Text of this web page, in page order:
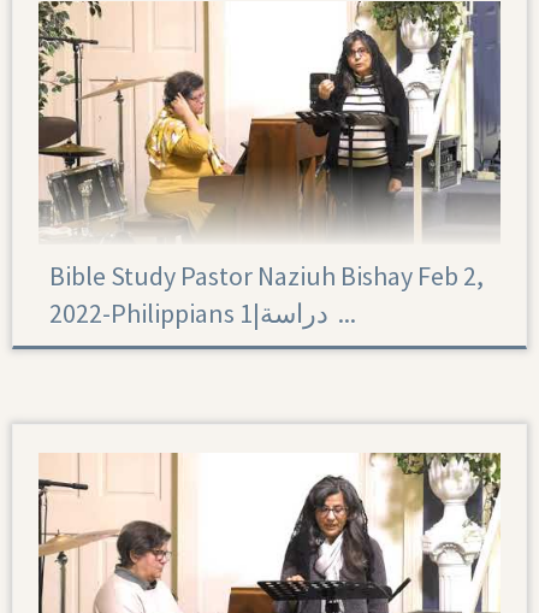
Bible Study Pastor Naziuh Bishay Feb 2,
2022-Philippians 1|‏ دراسة ...